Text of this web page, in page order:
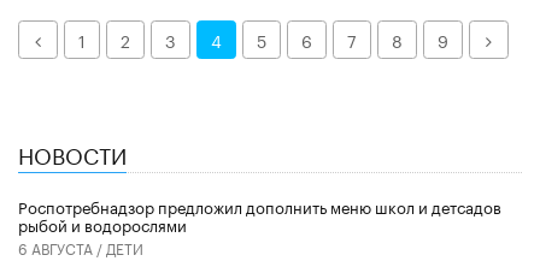
Назад1 2 3 4 5 6 7 8 9 Далее
НОВОСТИ
Роспотребнадзор предложил дополнить меню школ и детсадов
рыбой и водорослями
6 АВГУСТА / ДЕТИ